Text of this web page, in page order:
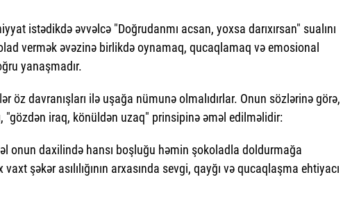
istədikdə əvvəlcə "Doğrudanmı acsan, yoxsa darıxırsan" sualını
vermək əvəzinə birlikdə oynamaq, qucaqlamaq və emosional
yanaşmadır.
öz davranışları ilə uşağa nümunə olmalıdırlar. Onun sözlərinə görə,
"gözdən iraq, könüldən uzaq" prinsipinə əməl edilməlidir:
onun daxilində hansı boşluğu həmin şokoladla doldurmağa
vaxt şəkər asılılığının arxasında sevgi, qayğı və qucaqlaşma ehtiyacı